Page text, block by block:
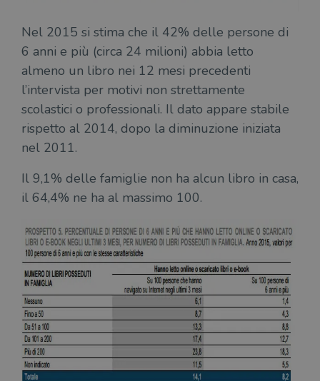
Nel 2015 si stima che il 42% delle persone di
6 anni e più (circa 24 milioni) abbia letto
almeno un libro nei 12 mesi precedenti
l’intervista per motivi non strettamente
scolastici o professionali. Il dato appare stabile
rispetto al 2014, dopo la diminuzione iniziata
nel 2011.
Il 9,1% delle famiglie non ha alcun libro in casa,
il 64,4% ne ha al massimo 100.